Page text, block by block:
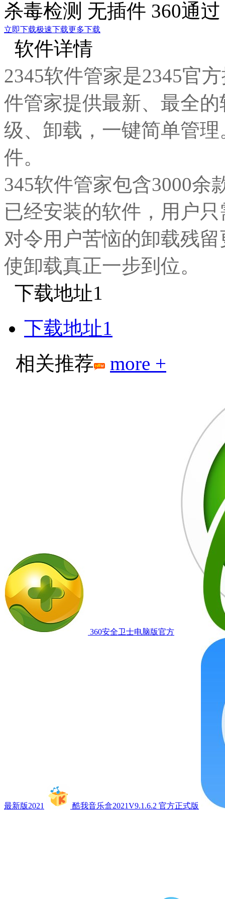
杀毒检测 无插件 360通过
立即下载极速下载更多下载
软件详情
2345软件管家是2345官
件管家提供最新、最全
级、卸载，一键简单管
件。
345软件管家包含3000余
已经安装的软件，用户
对令用户苦恼的卸载残
使卸载真正一步到位。
下载地址1
下载地址1
相关推荐
more +
360安全卫士电脑版官方
最新版2021 酷我音乐盒2021V9.1.6.2 官方正式版